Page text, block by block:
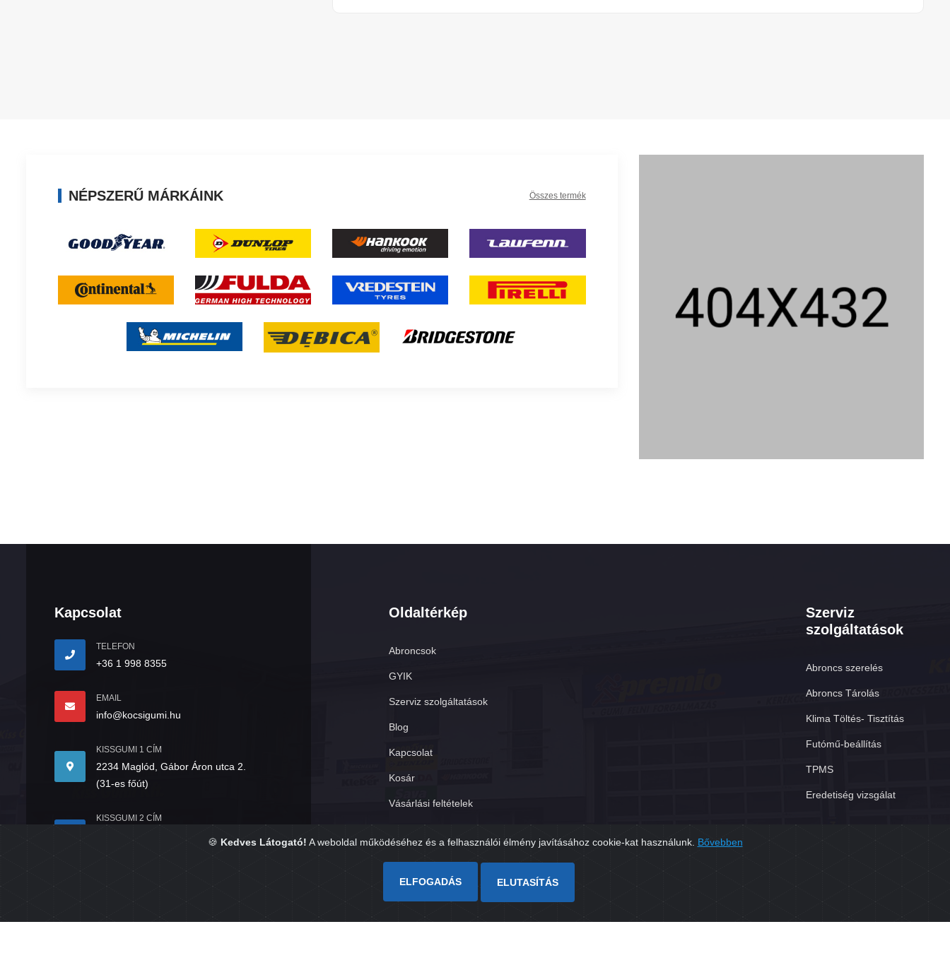
NÉPSZERŰ MÁRKÁINK Összes termék
🍪 Kedves Látogató! A weboldal működéséhez és a felhasználói élmény javításához cookie-kat használunk. Bővebben
ELFOGADÁS ELUTASÍTÁS
Kapcsolat
TELEFON
+36 1 998 8355
EMAIL
info@kocsigumi.hu
KISSGUMI 1 CÍM
2234 Maglód, Gábor Áron utca 2.
(31-es főút)
KISSGUMI 2 CÍM
2234 Maglód, Mendei út 4/A.
Oldaltérkép
Abroncsok
GYIK
Szerviz szolgáltatások
Blog
Kapcsolat
Kosár
Vásárlási feltételek
Árukereső.hu
Szerviz
szolgáltatások
Abroncs szerelés
Abroncs Tárolás
Klima Töltés- Tisztítás
Futómű-beállítás
TPMS
Eredetiség vizsgálat